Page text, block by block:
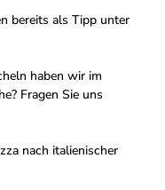
bereits als Tipp unter
haben wir im
Fragen Sie uns
nach italienischer